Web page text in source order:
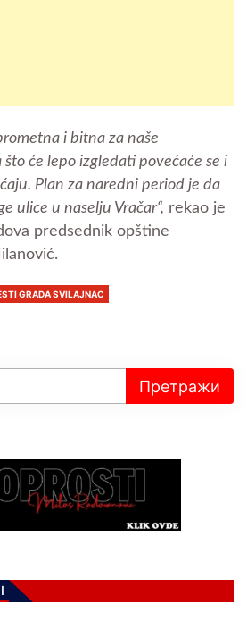
i bitna za naše
će lepo izgledati povećaće se i
Plan za naredni period je da
ulice u naselju Vračar“, rekao je
predsednik opštine
GRADA SVILAJNAC